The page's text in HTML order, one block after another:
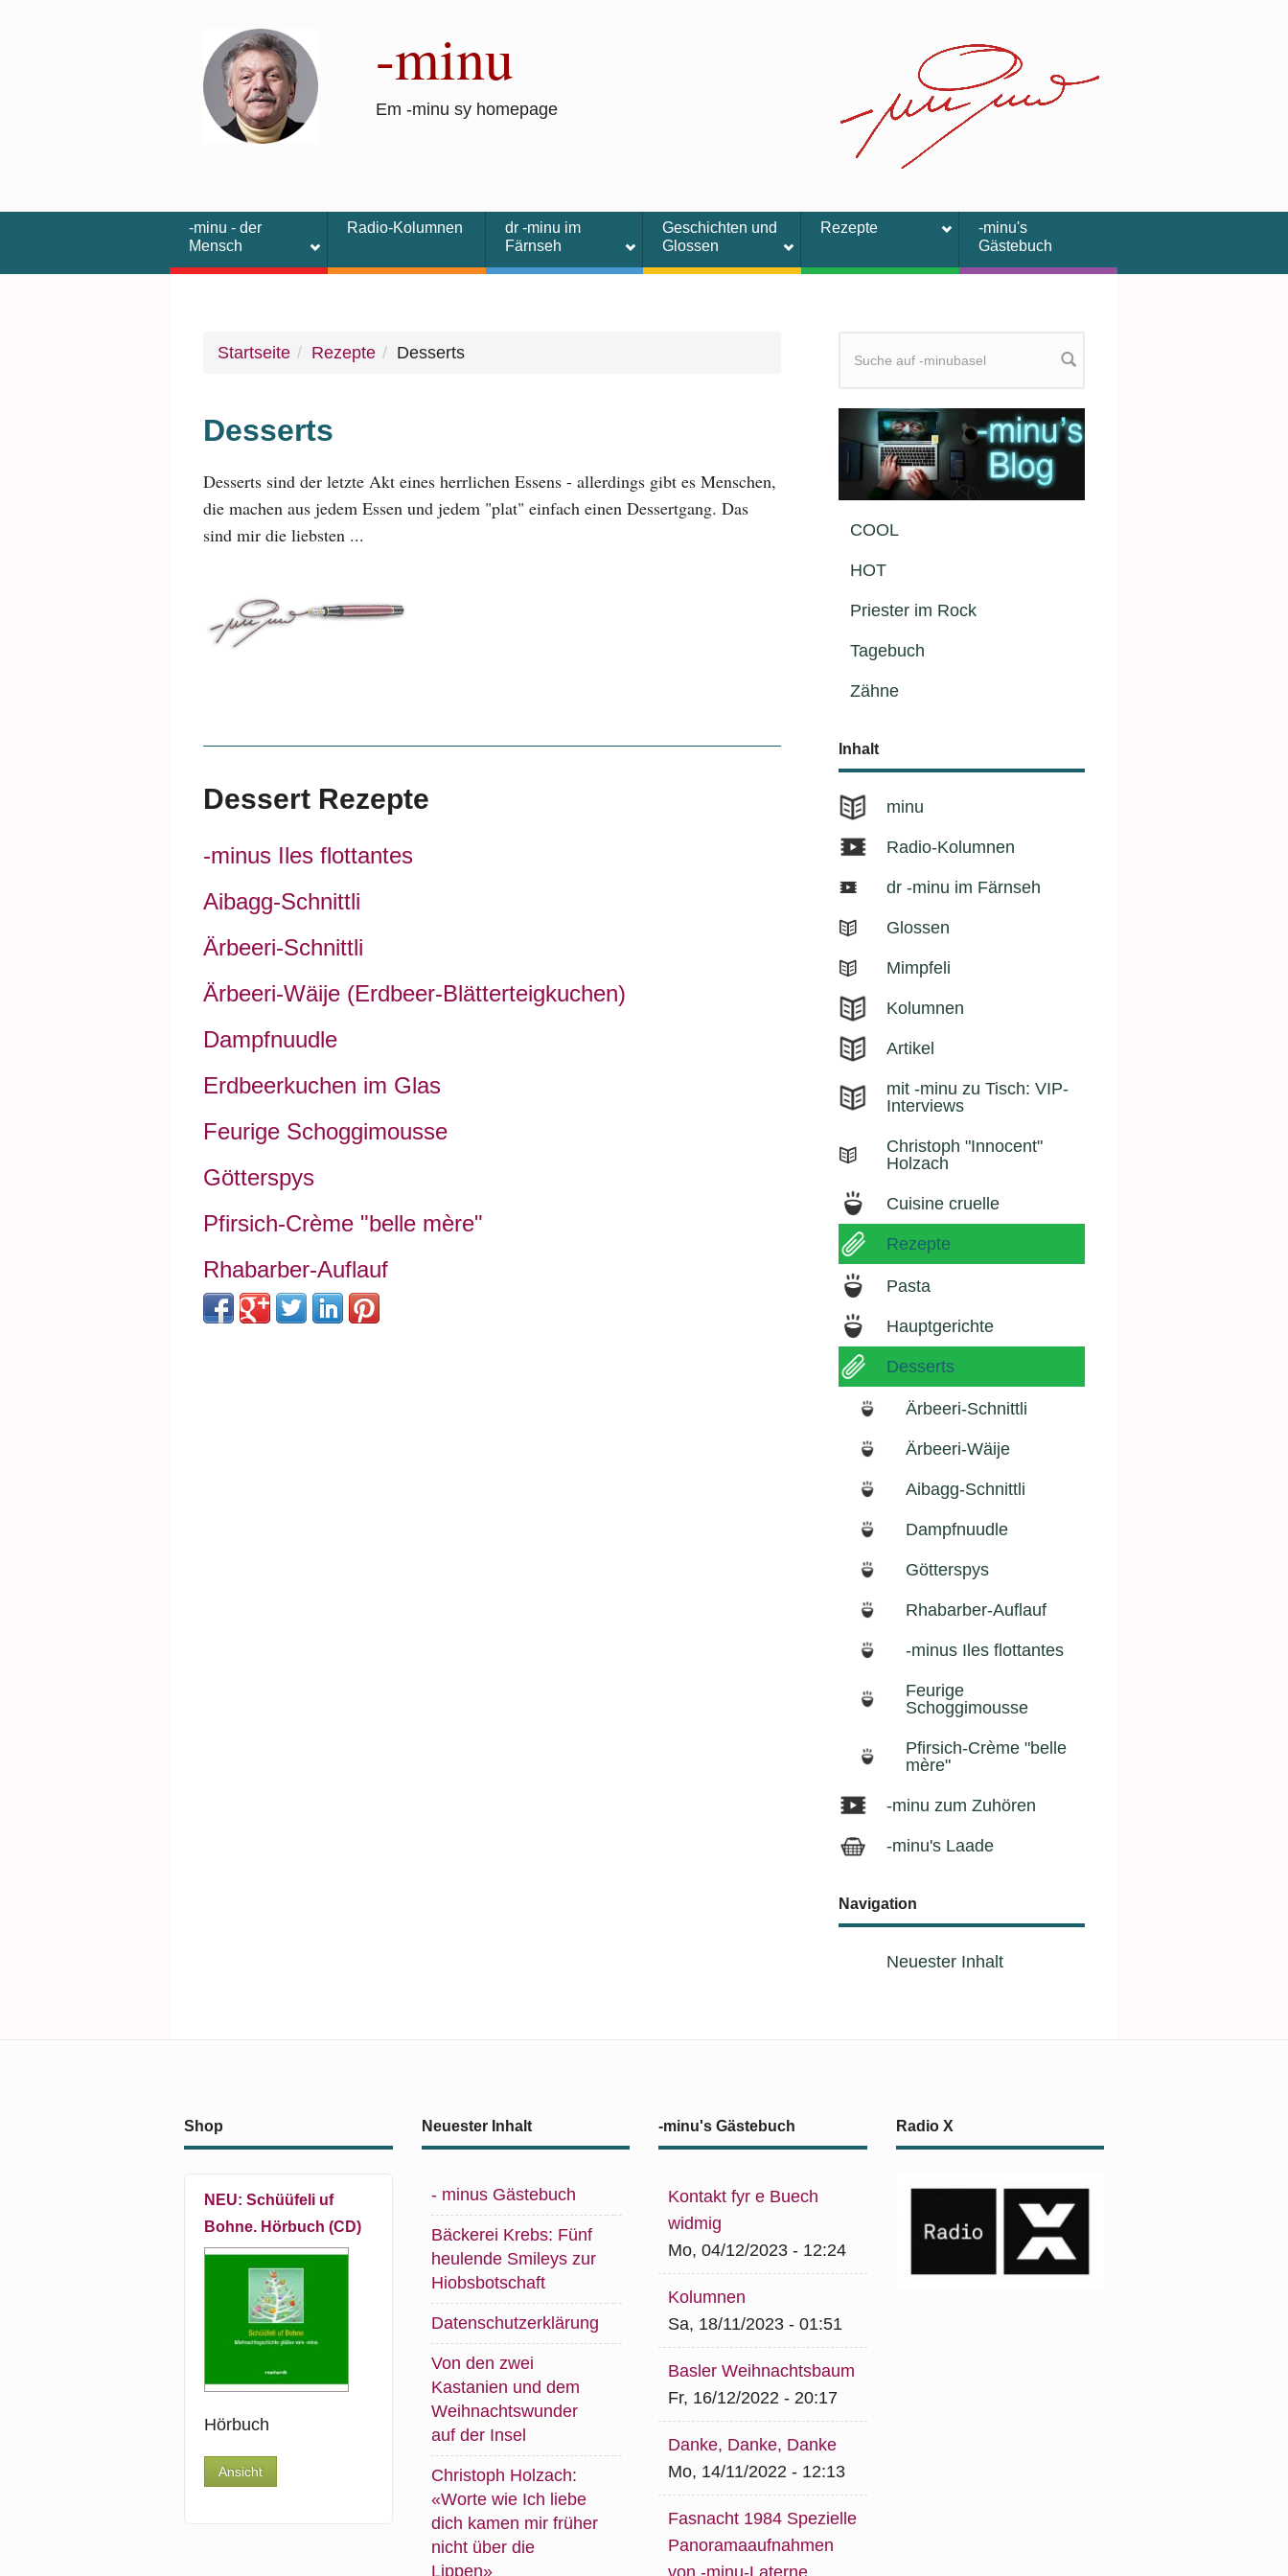
-minu
Em -minu sy homepage
-minu - der
Mensch
Radio-Kolumnen
dr -minu im
Färnseh
Geschichten und
Glossen
Rezepte
-minu's
Gästebuch
Startseite Rezepte Desserts
Desserts
Desserts sind der letzte Akt eines herrlichen Essens - allerdings gibt es Menschen,
die machen aus jedem Essen und jedem "plat" einfach einen Dessertgang. Das
sind mir die liebsten ...
Dessert Rezepte
-minus Iles flottantes
Aibagg-Schnittli
Ärbeeri-Schnittli
Ärbeeri-Wäije (Erdbeer-Blätterteigkuchen)
Dampfnuudle
Erdbeerkuchen im Glas
Feurige Schoggimousse
Götterspys
Pfirsich-Crème "belle mère"
Rhabarber-Auflauf
Suchformular
COOL
HOT
Priester im Rock
Tagebuch
Zähne
Inhalt
minu
Radio-Kolumnen
dr -minu im Färnseh
Glossen
Mimpfeli
Kolumnen
Artikel
mit -minu zu Tisch: VIP-
Interviews
Christoph "Innocent"
Holzach
Cuisine cruelle
Rezepte
Pasta
Hauptgerichte
Desserts
Ärbeeri-Schnittli
Ärbeeri-Wäije
Aibagg-Schnittli
Dampfnuudle
Götterspys
Rhabarber-Auflauf
-minus Iles flottantes
Feurige
Schoggimousse
Pfirsich-Crème "belle
mère"
-minu zum Zuhören
-minu's Laade
Navigation
Neuester Inhalt
Shop
NEU: Schüüfeli uf
Bohne. Hörbuch (CD)
Hörbuch
Ansicht
Neuester Inhalt
- minus Gästebuch
Bäckerei Krebs: Fünf
heulende Smileys zur
Hiobsbotschaft
Datenschutzerklärung
Von den zwei
Kastanien und dem
Weihnachtswunder
auf der Insel
Christoph Holzach:
«Worte wie Ich liebe
dich kamen mir früher
nicht über die
Lippen»
-minu's Gästebuch
Kontakt fyr e Buech
widmig
Mo, 04/12/2023 - 12:24
Kolumnen
Sa, 18/11/2023 - 01:51
Basler Weihnachtsbaum
Fr, 16/12/2022 - 20:17
Danke, Danke, Danke
Mo, 14/11/2022 - 12:13
Fasnacht 1984 Spezielle
Panoramaaufnahmen
Radio X